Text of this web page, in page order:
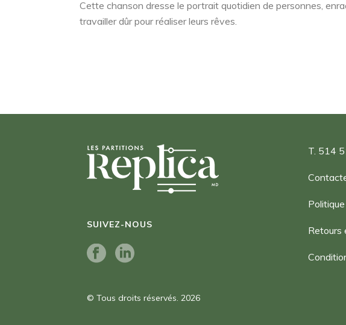
Cette chanson dresse le portrait quotidien de personnes,
travailler dûr pour réaliser leurs rêves.
SUIVEZ-NOUS
© Tous droits réservés. 2026
T. 514
Retours